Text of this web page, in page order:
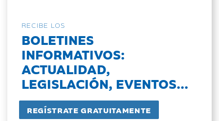
RECIBE LOS
BOLETINES
INFORMATIVOS:
ACTUALIDAD,
LEGISLACIÓN, EVENTOS...